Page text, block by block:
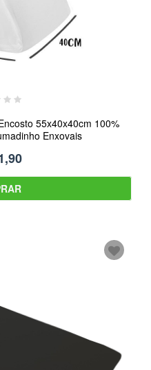
55x40x40cm 100%
Enxovais